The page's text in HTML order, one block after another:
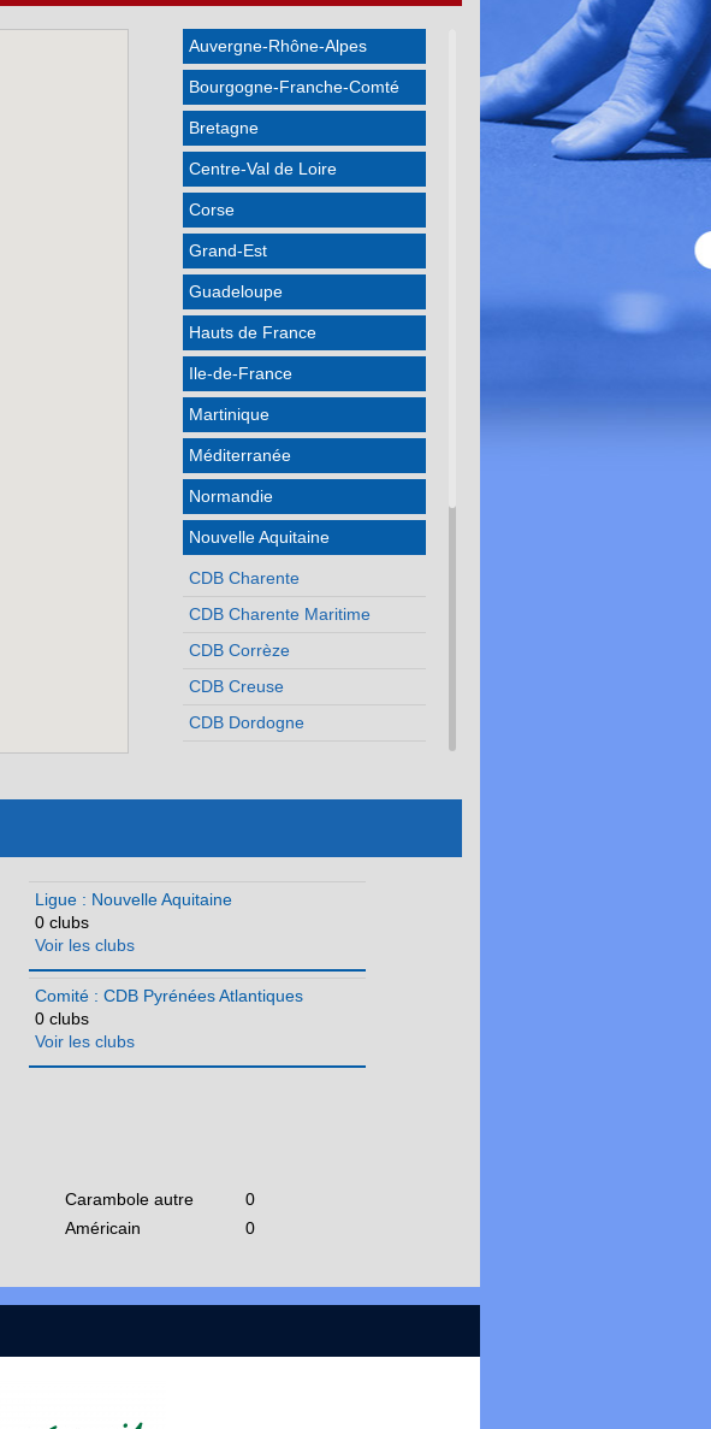
Auvergne-Rhône-Alpes
Bourgogne-Franche-Comté
Bretagne
Centre-Val de Loire
Corse
Grand-Est
Guadeloupe
Hauts de France
Ile-de-France
Martinique
Méditerranée
Normandie
Nouvelle Aquitaine
CDB Charente
CDB Charente Maritime
CDB Corrèze
CDB Creuse
CDB Dordogne
CDB Deux Sèvres
CDB Haute Vienne
Ligue : Nouvelle Aquitaine
0 clubs
Voir les clubs
Comité : CDB Pyrénées Atlantiques
0 clubs
Voir les clubs
Carambole autre
0
Américain 0